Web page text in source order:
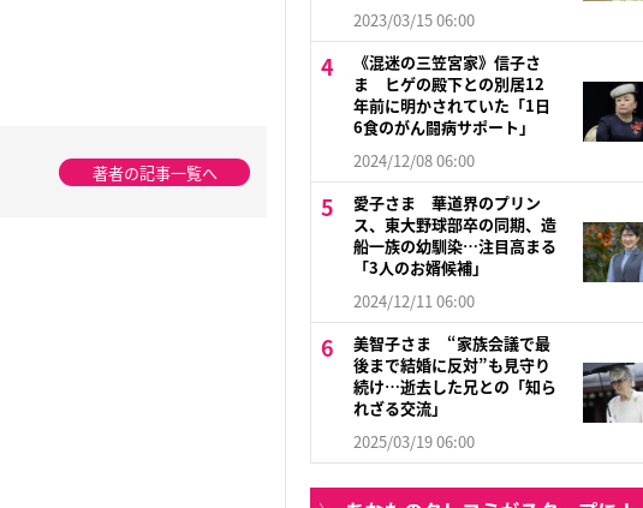
著者の記事一覧へ
2023/03/15 06:00
《混迷の三笠宮家》信子さ
ま ヒゲの殿下との別居12
年前に明かされていた「1日
6食のがん闘病サポート」
2024/12/08 06:00
愛子さま 華道界のプリン
ス、東大野球部卒の同期、造
船一族の幼馴染…注目高まる
「3人のお婿候補」
2024/12/11 06:00
美智子さま “家族会議で最
後まで結婚に反対”も見守り
続け…逝去した兄との「知ら
れざる交流」
2025/03/19 06:00